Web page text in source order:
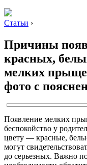
Статьи ›
Причины
красных,
мелких
фото с
Появление мелких
беспокойство у
цвету — красные,
могут
до серьезных. Важно